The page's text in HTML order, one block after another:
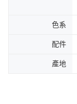
色系
配件
產地